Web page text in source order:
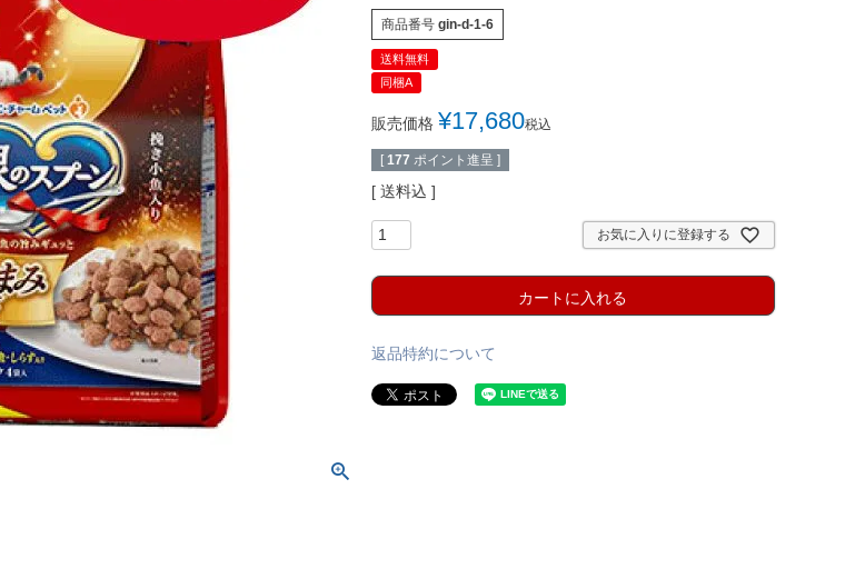
商品番号 gin-d-1-6
送料無料
同梱A
販売価格 ¥17,680税込
[ 177 ポイント進呈 ]
送料込
お気に入りに登録する
カートに入れる
返品特約について